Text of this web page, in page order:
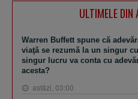
ULTIMELE
Warren Buffett spune că
viaţă se rezumă la un singur
singur lucru va conta cu
acesta?
astăzi, 03:00